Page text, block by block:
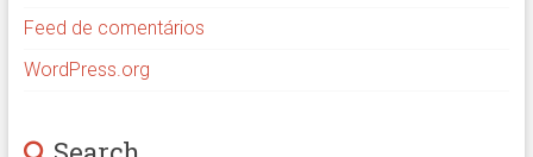
Feed de comentários
WordPress.org